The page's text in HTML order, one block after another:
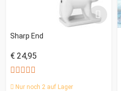
Sharp End
€ 24,95
Nur noch 2 auf Lager